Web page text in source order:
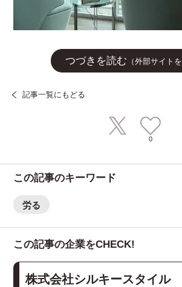
つづきを読む （外部サイト
記事一覧にもどる
0
この記事のキーワード
労る
この記事の企業をCHECK!
株式会社シルキースタイル